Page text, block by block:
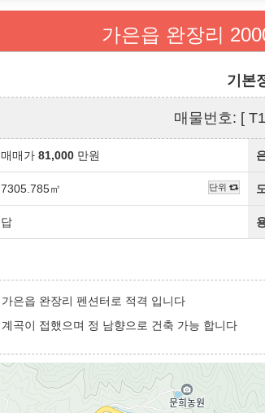
가은읍 완장리
기본
매물번호: [
매매가 81,000만원
7305.785㎡ 단위
답
가은읍 완장리 펜션터로 적격 입니다
계곡이 접했으며 정 남향으로 건축 가능 합니다